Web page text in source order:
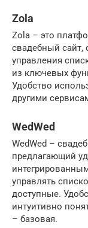
Zola
Zola – это
свадебный сайт,
управления
из ключевых
Удобство
другими
WedWed
WedWed –
предлагающий
управлять
доступные.
интуитивно
– базовая.